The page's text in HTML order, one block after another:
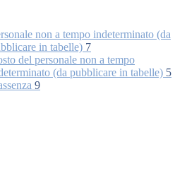
non a tempo indeterminato (da
in tabelle) 7
del personale non a tempo
(da pubblicare in tabelle) 5
9